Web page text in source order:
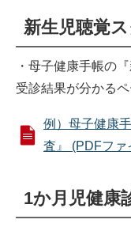
新生児聴覚
・母子健康手帳の
受診結果が分かる
例）母子健康
査』 (PDFファ
1か月児健康